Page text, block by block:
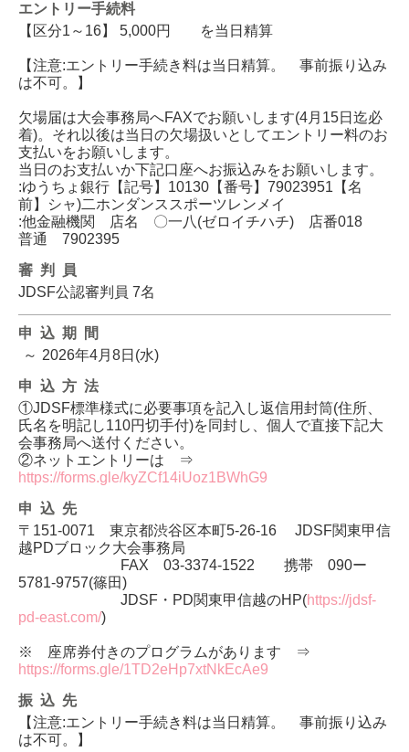
エントリー手続料
【区分1～16】 5,000円 を当日精算
【注意:エントリー手続き料は当日精算。 事前振り込み
は不可。】
欠場届は大会事務局へFAXでお願いします(4月15日迄必
着)。それ以後は当日の欠場扱いとしてエントリー料のお
支払いをお願いします。
当日のお支払いか下記口座へお振込みをお願いします。
:ゆうちょ銀行【記号】10130【番号】79023951【名
前】シャ)二ホンダンススポーツレンメイ
:他金融機関 店名 〇一八(ゼロイチハチ) 店番018
普通 7902395
審判員
JDSF公認審判員 7名
申込期間
～ 2026年4月8日(水)
申込方法
①JDSF標準様式に必要事項を記入し返信用封筒(住所、
氏名を明記し110円切手付)を同封し、個人で直接下記大
会事務局へ送付ください。
②ネットエントリーは ⇒
https://forms.gle/kyZCf14iUoz1BWhG9
申込先
〒151-0071 東京都渋谷区本町5-26-16 JDSF関東甲信
越PDブロック大会事務局
FAX 03-3374-1522 携帯 090ー
5781-9757(篠田)
JDSF・PD関東甲信越のHP(https://jdsf-
pd-east.com/)
※ 座席券付きのプログラムがあります ⇒
https://forms.gle/1TD2eHp7xtNkEcAe9
振込先
【注意:エントリー手続き料は当日精算。 事前振り込み
は不可。】